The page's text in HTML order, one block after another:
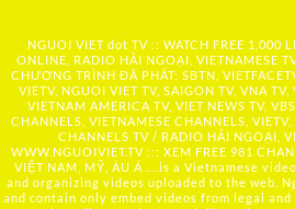
NGUOI VIET dot TV :: WATCH FREE 1,000
ONLINE, RADIO HẢI NGOẠI, VIETNAMESE
CHƯƠNG TRÌNH ĐÃ PHÁT: SBTN,
VIETV, NGUOI VIET TV, SAIGON TV, VNA TV,
VIETNAM AMERICA TV, VIET NEWS TV,
CHANNELS, VIETNAMESE CHANNELS, VIETV,...
CHANNELS TV / RADIO HẢI NGOẠI,
WWW.NGUOIVIET.TV ::: XEM FREE 981
VIỆT NAM, MỸ, ÂU Á ….is a Vietnamese
and organizing videos uploaded to the web.
and contain only embed videos from legal